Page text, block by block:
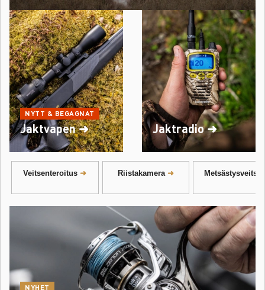
NYTT & BEGAGNAT
Jaktvapen ➜ Jaktradio ➜
Veitsenteroitus Riistakamera Metsästysveitsi
NYHET